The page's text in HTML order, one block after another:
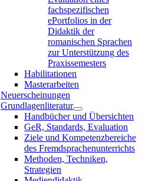
fachspezifischen
ePortfolios in der
Didaktik der
romanischen Sprachen
zur Unterstützung des
Praxissemesters
Habilitationen
Masterarbeiten
Neuerscheinungen
Grundlagenliteratur
Handbücher und Übersichten
GeR, Standards, Evaluation
Ziele und Kompetenzbereiche
des Fremdsprachenunterrichts
Methoden, Techniken,
Strategien